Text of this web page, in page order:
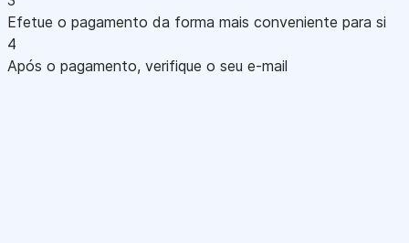
Efetue o pagamento da forma mais conveniente para si
4
Após o pagamento, verifique o seu e-mail